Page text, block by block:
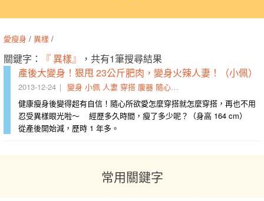
愛瘦身 / 異樣 /
關鍵字： 『 異樣』
，共有1筆搜尋結果
產後大變身！狠甩 23公斤肥肉，變身火辣人妻！（小佩）
2013-12-24 變身 小佩 人妻 穿搭 腹器 隨心所欲
健康瘦身後變得超有自信！隨心所欲愛怎麼穿搭就怎麼穿搭，再也不用
忍受異樣眼光啦～ 經歷多久時間，瘦了多少呢？（身高 164 cm）
從產後開始減，歷時 1 年多。
常用關鍵字